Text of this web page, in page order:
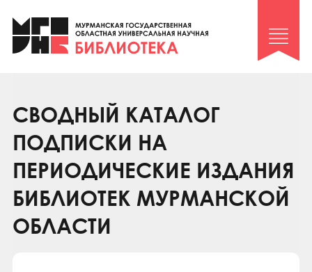
Клуб «Гиря и сельдерей»
Клуб «Семейный архив»
Коллегам
Контакты
СВОДНЫЙ КАТАЛОГ
ПОДПИСКИ НА
ПЕРИОДИЧЕСКИЕ ИЗДАНИЯ
БИБЛИОТЕК МУРМАНСКОЙ
ОБЛАСТИ